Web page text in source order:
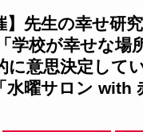
】先生の幸せ研
学校が幸せな場
に意思決定して
水曜サロン with